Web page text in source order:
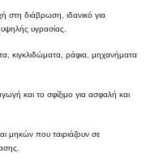
στη διάβρωση, ιδανικό για
υγρασίας.
κιγκλιδώματα, ράφια, μηχανήματα
και το σφίξιμο για ασφαλή και
μηκών που ταιριάζουν σε